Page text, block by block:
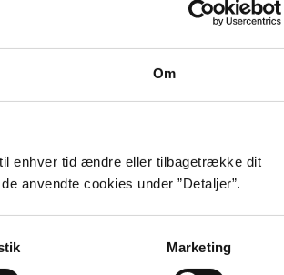
Om
enhver tid ændre eller tilbagetrække dit
anvendte cookies under ”Detaljer”.
Marketing